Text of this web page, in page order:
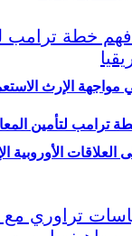
في مواجهة الإرث
الأوروبية
ترامب لتأمين